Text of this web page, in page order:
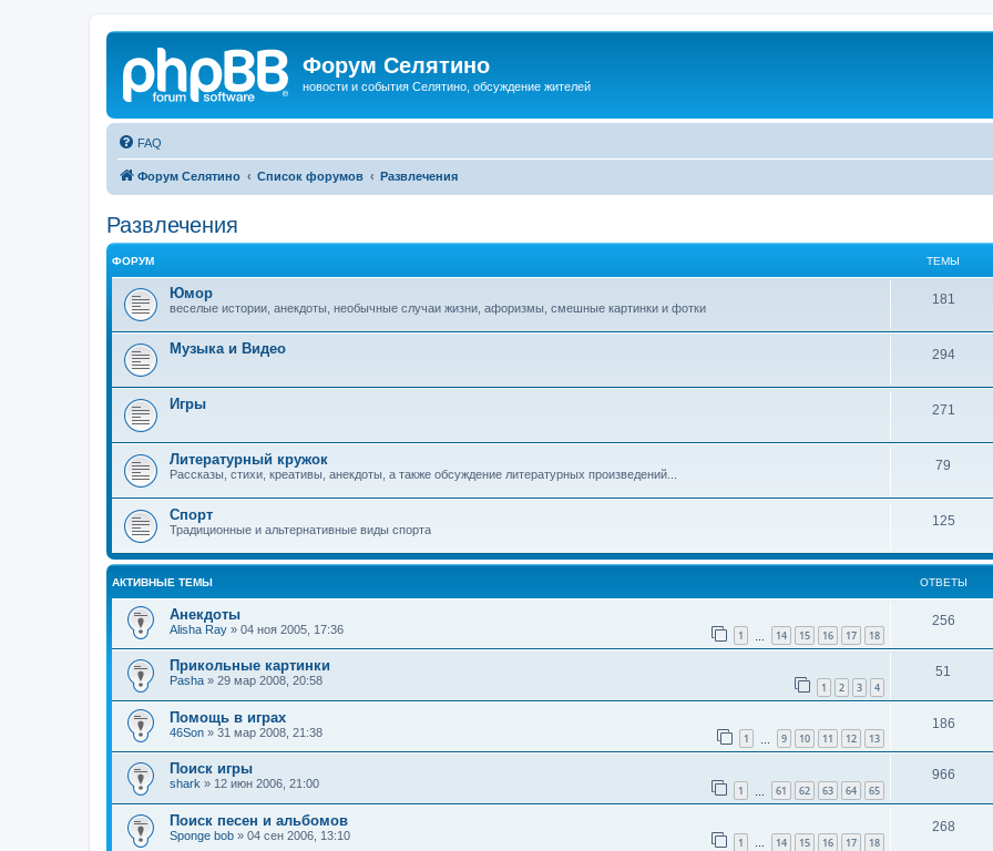
Форум Селятино
новости и события Селятино, обсуждение жителей
FAQ
Форум Селятино Список форумов Развлечения
Развлечения
ФОРУМ ТЕМЫ
Юмор
веселые истории, анекдоты, необычные случаи жизни, афоризмы, смешные картинки и фотки
181
Музыка и Видео 294
Игры 271
Литературный кружок
Рассказы, стихи, креативы, анекдоты, а также обсуждение литературных произведений...
79
Спорт
Традиционные и альтернативные виды спорта
125
АКТИВНЫЕ ТЕМЫ ОТВЕТЫ
Анекдоты
Alisha Ray » 04 ноя 2005, 17:36 1 14 15 16 17 18
256
Прикольные картинки
Pasha » 29 мар 2008, 20:58 1 2 3 4
51
Помощь в играх
46Son » 31 мар 2008, 21:38 1 9 10 11 12 13
186
Поиск игры
shark » 12 июн 2006, 21:00 1 61 62 63 64 65
966
Поиск песен и альбомов
Sponge bob » 04 сен 2006, 13:10 1 … 14 15 16 17 18
268